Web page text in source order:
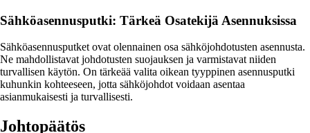
Sähköasennusputki: Tärkeä Osatekijä Asennuksissa
Sähköasennusputket ovat olennainen osa sähköjohdotusten asennusta.
Ne mahdollistavat johdotusten suojauksen ja varmistavat niiden
turvallisen käytön. On tärkeää valita oikean tyyppinen asennusputki
kuhunkin kohteeseen, jotta sähköjohdot voidaan asentaa
asianmukaisesti ja turvallisesti.
Johtopäätös